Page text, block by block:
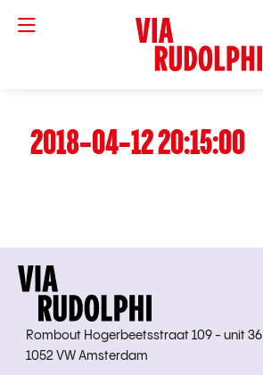
2018-04-12 20:15:00
Rombout Hogerbeetsstraat 109 - unit 36
1052 VW Amsterdam